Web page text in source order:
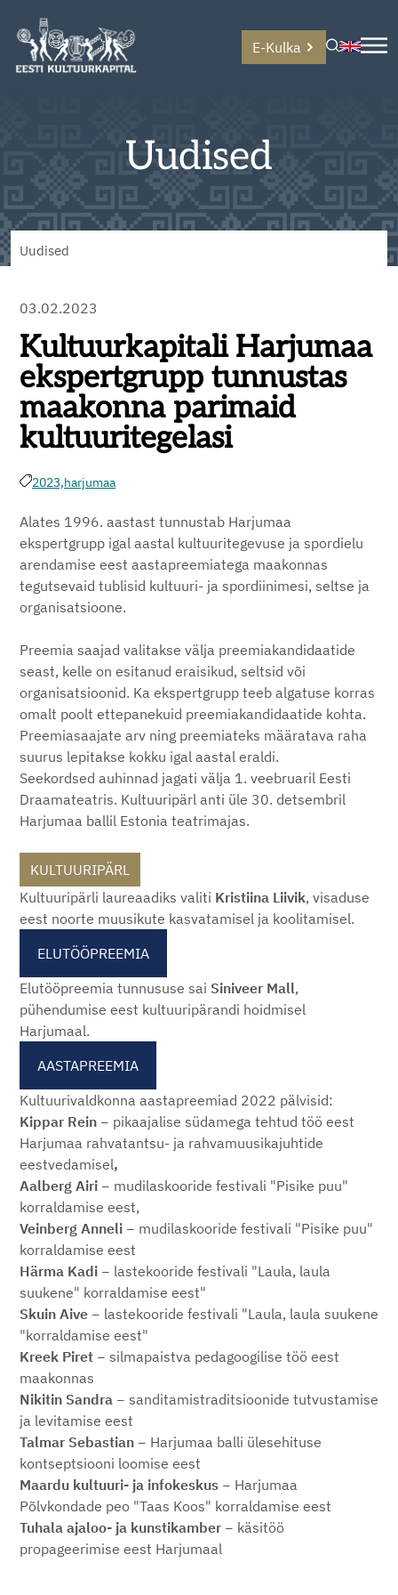
E-Kulka
Uudised
Uudised
03.02.2023
Kultuurkapitali Harjumaa
ekspertgrupp tunnustas
maakonna parimaid
kultuuritegelasi
2023,harjumaa
Alates 1996. aastast tunnustab Harjumaa
ekspertgrupp igal aastal kultuuritegevuse ja spordielu
arendamise eest aastapreemiatega maakonnas
tegutsevaid tublisid kultuuri- ja spordiinimesi, seltse ja
organisatsioone.
Preemia saajad valitakse välja preemiakandidaatide
seast, kelle on esitanud eraisikud, seltsid või
organisatsioonid. Ka ekspertgrupp teeb algatuse korras
omalt poolt ettepanekuid preemiakandidaatide kohta.
Preemiasaajate arv ning preemiateks määratava raha
suurus lepitakse kokku igal aastal eraldi.
Seekordsed auhinnad jagati välja 1. veebruaril Eesti
Draamateatris. Kultuuripärl anti üle 30. detsembril
Harjumaa ballil Estonia teatrimajas.
KULTUURIPÄRL
Kultuuripärli laureaadiks valiti Kristiina Liivik, visaduse
eest noorte muusikute kasvatamisel ja koolitamisel.
ELUTÖÖPREEMIA
Elutööpreemia tunnususe sai Siniveer Mall,
pühendumise eest kultuuripärandi hoidmisel
Harjumaal.
AASTAPREEMIA
Kultuurivaldkonna aastapreemiad 2022 pälvisid:
Kippar Rein − pikaajalise südamega tehtud töö eest
Harjumaa rahvatantsu- ja rahvamuusikajuhtide
eestvedamisel,
Aalberg Airi − mudilaskooride festivali "Pisike puu"
korraldamise eest,
Veinberg Anneli − mudilaskooride festivali "Pisike puu"
korraldamise eest
Härma Kadi − lastekooride festivali "Laula, laula
suukene" korraldamise eest"
Skuin Aive − lastekooride festivali "Laula, laula suukene
"korraldamise eest"
Kreek Piret − silmapaistva pedagoogilise töö eest
maakonnas
Nikitin Sandra − sanditamistraditsioonide tutvustamise
ja levitamise eest
Talmar Sebastian − Harjumaa balli ülesehituse
kontseptsiooni loomise eest
Maardu kultuuri- ja infokeskus − Harjumaa
Põlvkondade peo "Taas Koos" korraldamise eest
Tuhala ajaloo- ja kunstikamber − käsitöö
propageerimise eest Harjumaal